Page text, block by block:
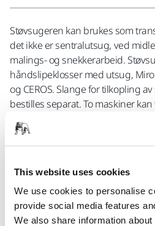
This website uses cookies
We use cookies to personalise
provide social media features
We also share information
Støvsugeren kan brukes som
det ikke er sentralutsug, ved
malings- og snekkerarbeid.
håndslipeklosser med utsug,
og CEROS. Slange for tilkopling
bestilles separat. To maskiner
kopling. For autostart av
pneumatisk startboks
våtsuging. En fleecepose følger
enkelt med en knapp på
system.